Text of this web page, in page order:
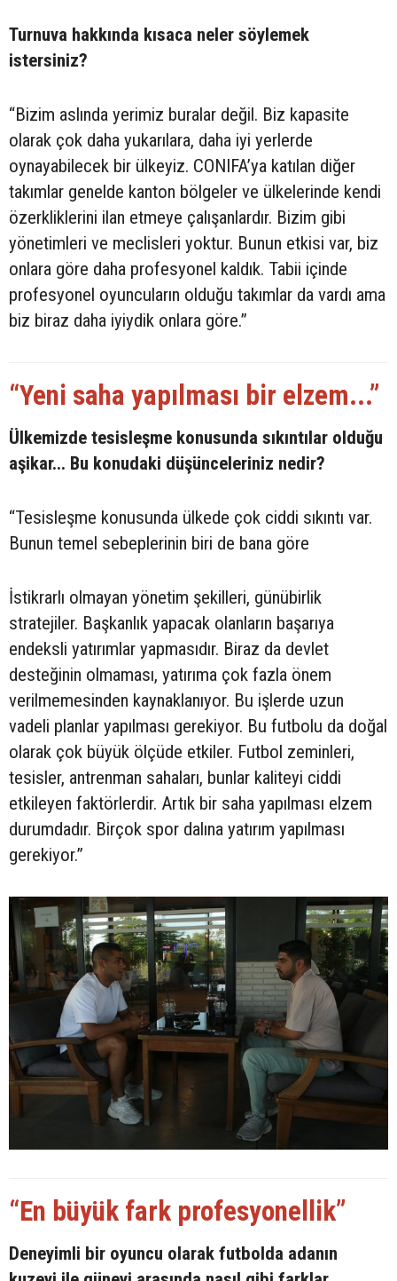
Turnuva hakkında kısaca neler söylemek
istersiniz?
“Bizim aslında yerimiz buralar değil. Biz kapasite
olarak çok daha yukarılara, daha iyi yerlerde
oynayabilecek bir ülkeyiz. CONIFA’ya katılan diğer
takımlar genelde kanton bölgeler ve ülkelerinde kendi
özerkliklerini ilan etmeye çalışanlardır. Bizim gibi
yönetimleri ve meclisleri yoktur. Bunun etkisi var, biz
onlara göre daha profesyonel kaldık. Tabii içinde
profesyonel oyuncuların olduğu takımlar da vardı ama
biz biraz daha iyiydik onlara göre.”
“Yeni saha yapılması bir elzem...”
Ülkemizde tesisleşme konusunda sıkıntılar olduğu
aşikar... Bu konudaki düşünceleriniz nedir?
“Tesisleşme konusunda ülkede çok ciddi sıkıntı var.
Bunun temel sebeplerinin biri de bana göre
İstikrarlı olmayan yönetim şekilleri, günübirlik
stratejiler. Başkanlık yapacak olanların başarıya
endeksli yatırımlar yapmasıdır. Biraz da devlet
desteğinin olmaması, yatırıma çok fazla önem
verilmemesinden kaynaklanıyor. Bu işlerde uzun
vadeli planlar yapılması gerekiyor. Bu futbolu da doğal
olarak çok büyük ölçüde etkiler. Futbol zeminleri,
tesisler, antrenman sahaları, bunlar kaliteyi ciddi
etkileyen faktörlerdir. Artık bir saha yapılması elzem
durumdadır. Birçok spor dalına yatırım yapılması
gerekiyor.”
“En büyük fark profesyonellik”
Deneyimli bir oyuncu olarak futbolda adanın